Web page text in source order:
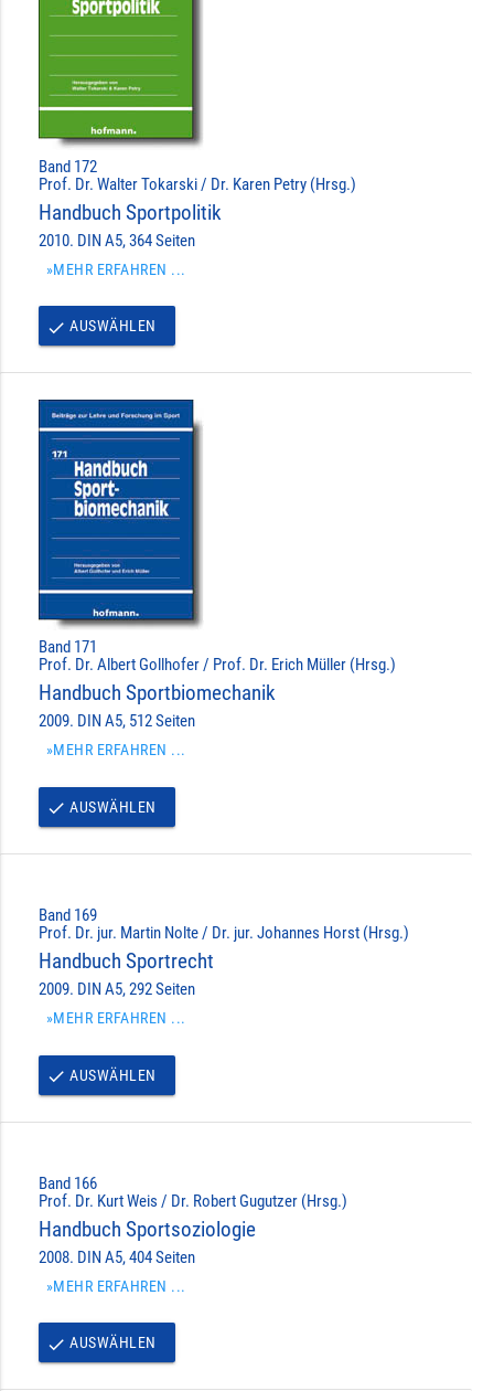
Band 172
Prof. Dr. Walter Tokarski / Dr. Karen Petry (Hrsg.)
Handbuch Sportpolitik
2010. DIN A5, 364 Seiten
»MEHR ERFAHREN ...
done AUSWÄHLEN
Band 171
Prof. Dr. Albert Gollhofer / Prof. Dr. Erich Müller (Hrsg.)
Handbuch Sportbiomechanik
2009. DIN A5, 512 Seiten
»MEHR ERFAHREN ...
done AUSWÄHLEN
Band 169
Prof. Dr. jur. Martin Nolte / Dr. jur. Johannes Horst (Hrsg.)
Handbuch Sportrecht
2009. DIN A5, 292 Seiten
»MEHR ERFAHREN ...
done AUSWÄHLEN
Band 166
Prof. Dr. Kurt Weis / Dr. Robert Gugutzer (Hrsg.)
Handbuch Sportsoziologie
2008. DIN A5, 404 Seiten
»MEHR ERFAHREN ...
done AUSWÄHLEN